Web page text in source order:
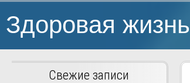
Здоровая жизнь
Свежие записи